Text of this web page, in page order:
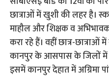
छात्राओं में खुशी की लहर है।
माहौल और शिक्षक व अभिभावक
करा रहे हैं। वहीं छात्र-
कानपुर के आसपास के जिलों में
इसमें कानपुर देहात में अग्रिमा